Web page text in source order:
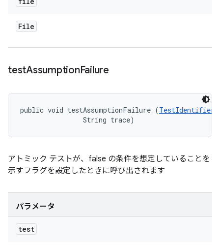
File
testAssumptionFailure
public void testAssumptionFailure (TestIdentifier
                String trace)
アトミック テストが、false の条件を想定していることを
示すフラグを設定したときに呼び出されます
パラメータ
test